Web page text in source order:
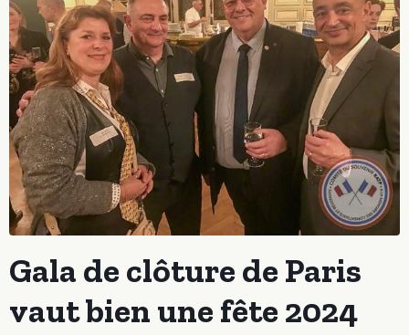
Gala de clôture de Paris
vaut bien une fête 2024